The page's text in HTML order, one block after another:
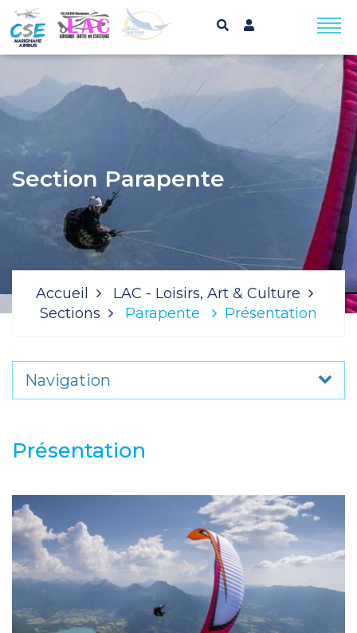
Section Parapente
Accueil
LAC - Loisirs, Art & Culture
Sections
Parapente Présentation
Navigation
Présentation